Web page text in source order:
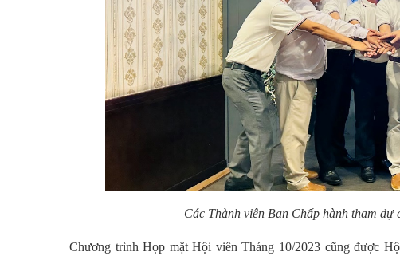
Các Thành viên Ban Chấp hành tham dự
Chương trình Họp mặt Hội viên Tháng 10/2023 cũng được